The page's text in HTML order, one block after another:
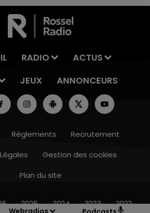
Webradios
RADIO
ACTUS
JEUX ANNONCEURS
Règlements
Recrutement
Gestion des cookies
Plan du site
2025 2024 2023 2022